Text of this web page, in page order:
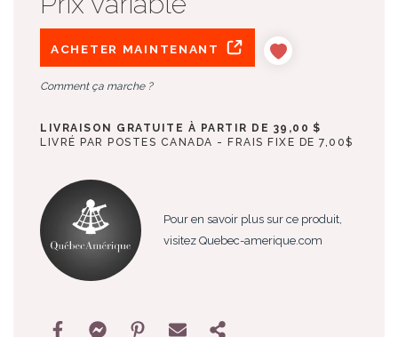
ACHETER MAINTENANT
Comment ça marche ?
LIVRAISON GRATUITE À PARTIR DE 39,00 $
LIVRÉ PAR POSTES CANADA - FRAIS FIXE DE 7,00$
Pour en savoir plus sur ce produit,
visitez Quebec-amerique.com